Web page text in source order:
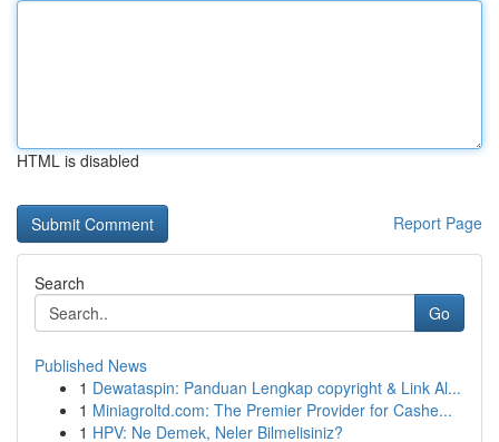
HTML is disabled
Report Page
Search
Go
Published News
1 Dewataspin: Panduan Lengkap copyright & Link Al...
1 Miniagroltd.com: The Premier Provider for Cashe...
1 HPV: Ne Demek, Neler Bilmelisiniz?